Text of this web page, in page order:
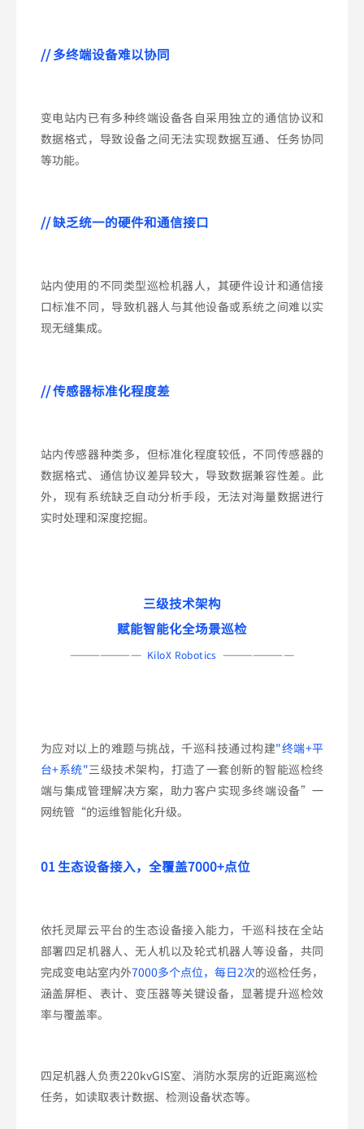
// 多终端设备难以协同
变电站内已有多种终端设备各自采用独立的通信协议和
数据格式，导致设备之间无法实现数据互通、任务协同
等功能。
// 缺乏统一的硬件和通信接口
站内使用的不同类型巡检机器人，其硬件设计和通信接
口标准不同，导致机器人与其他设备或系统之间难以实
现无缝集成。
// 传感器标准化程度差
站内传感器种类多，但标准化程度较低，不同传感器的
数据格式、通信协议差异较大，导致数据兼容性差。此
外，现有系统缺乏自动分析手段，无法对海量数据进行
实时处理和深度挖掘。
三级技术架构
赋能智能化全场景巡检
——————— KiloX Robotics ———————
为应对以上的难题与挑战，千巡科技通过构建"终端+平
台+系统"三级技术架构，打造了一套创新的智能巡检终
端与集成管理解决方案，助力客户实现多终端设备”一
网统管“的运维智能化升级。
01 生态设备接入，全覆盖7000+点位
依托灵犀云平台的生态设备接入能力，千巡科技在全站
部署四足机器人、无人机以及轮式机器人等设备，共同
完成变电站室内外7000多个点位，每日2次的巡检任务，
涵盖屏柜、表计、变压器等关键设备，显著提升巡检效
率与覆盖率。
四足机器人负责220kvGIS室、消防水泵房的近距离巡检
任务，如读取表计数据、检测设备状态等。